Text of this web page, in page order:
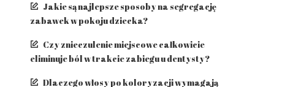
Jakie są najlepsze sposoby na segregację
zabawek w pokoju dziecka?
Czy znieczulenie miejscowe całkowicie
eliminuje ból w trakcie zabiegu u dentysty?
​Dlaczego włosy po koloryzacji wymagają